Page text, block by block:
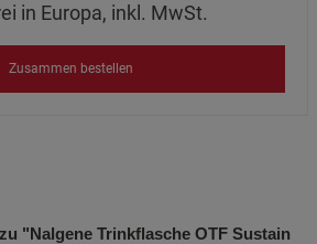
in Europa, inkl. MwSt.
Zusammen bestellen
"Nalgene Trinkflasche OTF Sustain